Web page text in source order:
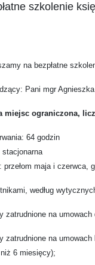
szkolenie
na bezpłatne
Pani mgr
miejsc ograniczona,
64 godzin
stacjonarna
przełom maja i czerwca,
według
zatrudnione na umowach
zatrudnione na
niż 6 miesięcy);